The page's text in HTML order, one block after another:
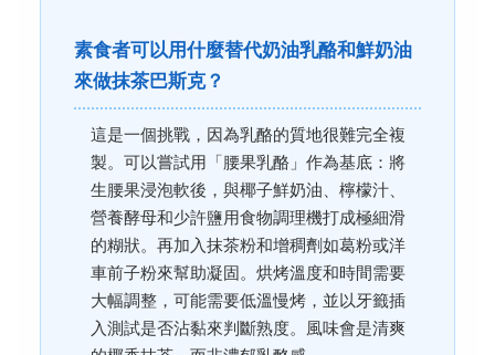
素食者可以用什麼替代奶油乳酪和鮮奶油
來做抹茶巴斯克？
這是一個挑戰，因為乳酪的質地很難完全複
製。可以嘗試用「腰果乳酪」作為基底：將
生腰果浸泡軟後，與椰子鮮奶油、檸檬汁、
營養酵母和少許鹽用食物調理機打成極細滑
的糊狀。再加入抹茶粉和增稠劑如葛粉或洋
車前子粉來幫助凝固。烘烤溫度和時間需要
大幅調整，可能需要低溫慢烤，並以牙籤插
入測試是否沾黏來判斷熟度。風味會是清爽